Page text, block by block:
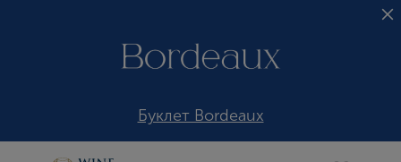
Буклет Bordeaux